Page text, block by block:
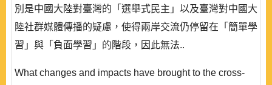
別是中國大陸對臺灣的「選舉式民主」以及臺灣對中國大
陸社群媒體傳播的疑慮，使得兩岸交流仍停留在「簡單學
習」與「負面學習」的階段，因此無法..
What changes and impacts have brought to the cross-